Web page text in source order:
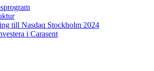
till Nasdaq Stockholm 2024
i Carasent